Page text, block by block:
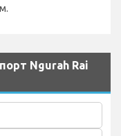
Ngurah Rai